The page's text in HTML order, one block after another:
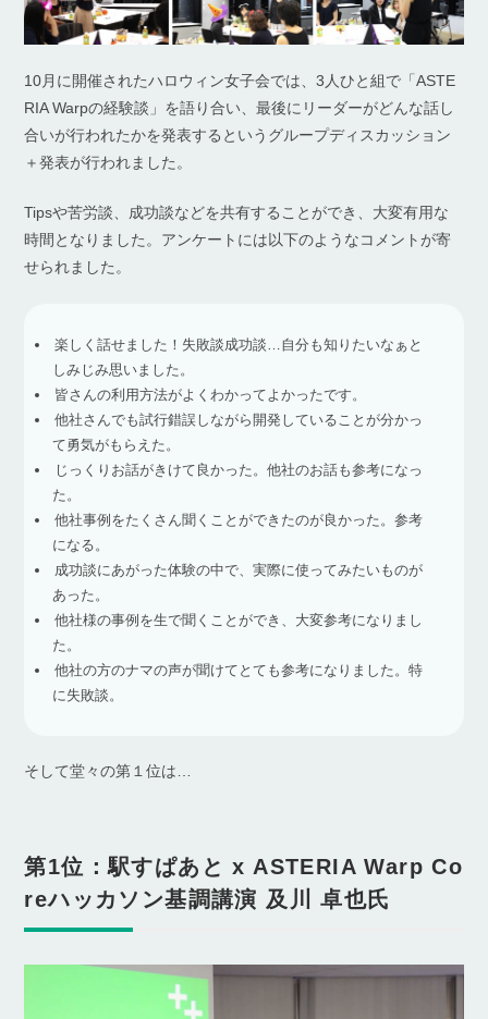
10月に開催されたハロウィン女子会では、3人ひと組で「ASTE
RIA Warpの経験談」を語り合い、最後にリーダーがどんな話し
合いが行われたかを発表するというグループディスカッション
＋発表が行われました。
Tipsや苦労談、成功談などを共有することができ、大変有用な
時間となりました。アンケートには以下のようなコメントが寄
せられました。
楽しく話せました！失敗談成功談…自分も知りたいなぁと
しみじみ思いました。
皆さんの利用方法がよくわかってよかったです。
他社さんでも試行錯誤しながら開発していることが分かっ
て勇気がもらえた。
じっくりお話がきけて良かった。他社のお話も参考になっ
た。
他社事例をたくさん聞くことができたのが良かった。参考
になる。
成功談にあがった体験の中で、実際に使ってみたいものが
あった。
他社様の事例を生で聞くことができ、大変参考になりまし
た。
他社の方のナマの声が聞けてとても参考になりました。特
に失敗談。
そして堂々の第１位は…
第1位：駅すぱあと x ASTERIA Warp Co
reハッカソン基調講演 及川 卓也氏